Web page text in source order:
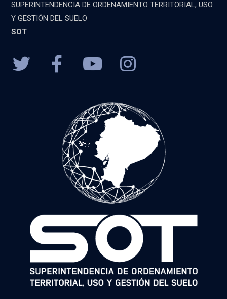
SUPERINTENDENCIA DE ORDENAMIENTO TERRITORIAL, USO
Y GESTIÓN DEL SUELO
SOT